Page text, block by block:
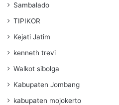
Sambalado
TIPIKOR
Kejati Jatim
kenneth trevi
Walkot sibolga
Kabupaten Jombang
kabupaten mojokerto